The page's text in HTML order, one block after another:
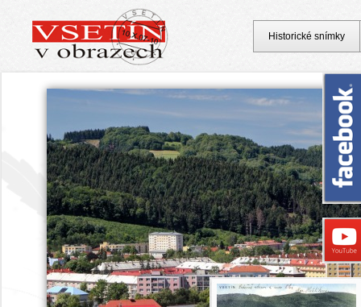
Historické snímky